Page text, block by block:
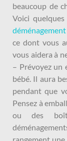
beaucoup de
Voici
ce dont vous
vous aidera à
– Prévoyez un
bébé. Il aura
pendant que
Pensez à
ou des
rangement